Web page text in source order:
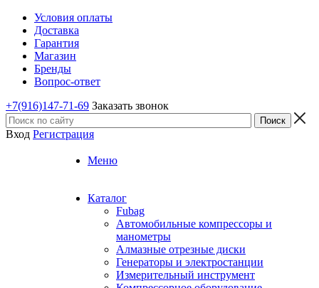
Условия оплаты
Доставка
Гарантия
Магазин
Бренды
Вопрос-ответ
+7(916)147-71-69 Заказать звонок
Вход Регистрация
Меню
Каталог
Fubag
Автомобильные компрессоры и
манометры
Алмазные отрезные диски
Генераторы и электростанции
Измерительный инструмент